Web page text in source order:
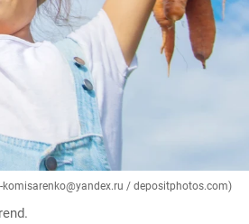
komisarenko@yandex.ru / depositphotos.com)